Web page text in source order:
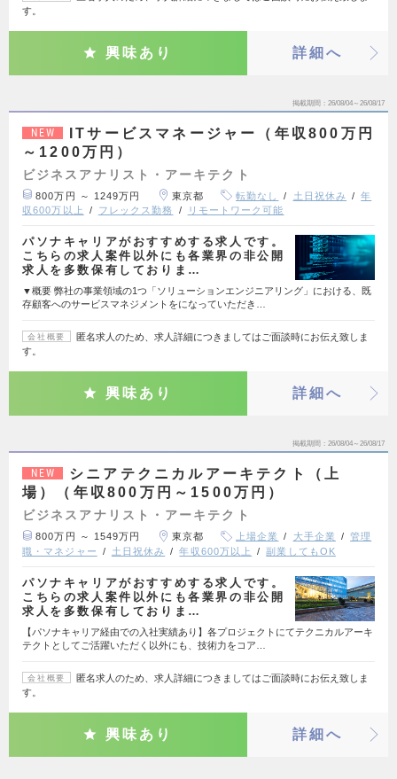
す。
興味あり 詳細へ
掲載期間 26/08/04～26/08/17
NEW
ITサービスマネージャー（年収800万円
～1200万円）
ビジネスアナリスト・アーキテクト
800万円 ～ 1249万円 東京都 転勤なし 土日祝休み
年
収600万以上
フレックス勤務 リモートワーク可能
パソナキャリアがおすすめする求人です。
こちらの求人案件以外にも各業界の非公開
求人を多数保有しておりま…
▼概要 弊社の事業領域の1つ「ソリューションエンジニアリング」における、既
存顧客へのサービスマネジメントをになっていただき…
会社概要
匿名求人のため、求人詳細につきましてはご面談時にお伝え致しま
す。
興味あり 詳細へ
掲載期間 26/08/04～26/08/17
NEW
シニアテクニカルアーキテクト（上
場）（年収800万円～1500万円）
ビジネスアナリスト・アーキテクト
800万円 ～ 1549万円 東京都 上場企業 大手企業
管理
職・マネジャー
土日祝休み 年収600万以上 副業してもOK
パソナキャリアがおすすめする求人です。
こちらの求人案件以外にも各業界の非公開
求人を多数保有しておりま…
【パソナキャリア経由での入社実績あり】各プロジェクトにてテクニカルアーキ
テクトとしてご活躍いただく以外にも、技術力をコア…
会社概要
匿名求人のため、求人詳細につきましてはご面談時にお伝え致しま
す。
興味あり 詳細へ